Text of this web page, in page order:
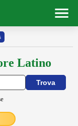
Latino